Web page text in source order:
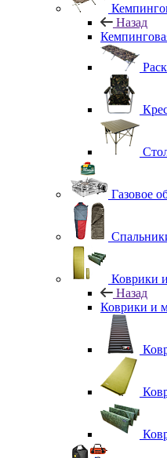
Назад
Газовое
Коврики
Назад
Коврики и